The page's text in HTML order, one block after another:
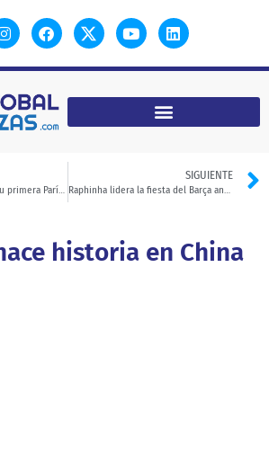
Vingegaard conquista su primera París-Niza con una exhibición histórica
SIGUIENTE
Raphinha lidera la fiesta del Barça ante el Sevilla
historia en China